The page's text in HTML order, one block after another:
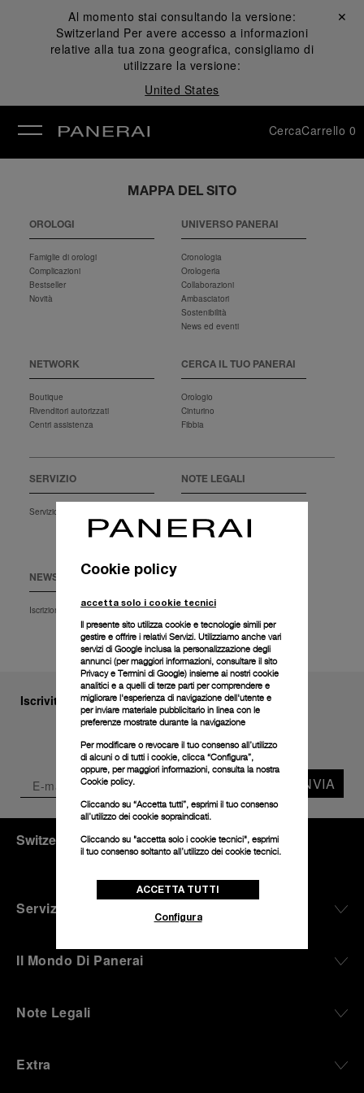
Al momento stai consultando la versione:
Switzerland Per avere accesso a informazioni
relative alla tua zona geografica, consigliamo di
utilizzare la versione:
United States
Chiudi ✕
CercaCarrello 0
MAPPA DEL SITO
OROLOGI
Famiglie di orologi
Complicazioni
Bestseller
Novità
UNIVERSO PANERAI
Cronologia
Orologeria
Collaborazioni
Ambasciatori
Sostenibilità
News ed eventi
NETWORK
Boutique
Rivenditori autorizzati
Centri assistenza
CERCA IL TUO PANERAI
Orologio
Cinturino
Fibbia
SERVIZIO
Servizio clienti
NOTE LEGALI
Informativa sulla privacy
Condizioni di vendita
NEWSLETTER
Iscrizione
Download
FAQ
Iscriviti alla nostra newsletter
INVIA
Switzerland(CHF CHF)- IT
Servizio Clienti
Il Mondo Di Panerai
Note Legali
Extra
Cookie policy
accetta solo i cookie tecnici
Il presente sito utilizza cookie e tecnologie simili per
gestire e offrire i relativi Servizi. Utilizziamo anche vari
servizi di Google inclusa la personalizzazione degli
annunci (per maggiori informazioni, consultare il sito
Privacy e Termini di Google) insieme ai nostri cookie
analitici e a quelli di terze parti per comprendere e
migliorare l'esperienza di navigazione dell'utente e
per inviare materiale pubblicitario in linea con le
preferenze mostrate durante la navigazione
Per modificare o revocare il tuo consenso all’utilizzo
di alcuni o di tutti i cookie, clicca “Configura”,
oppure, per maggiori informazioni, consulta la nostra
Cookie policy.
Cliccando su “Accetta tutti”, esprimi il tuo consenso
all’utilizzo dei cookie sopraindicati.
Cliccando su "accetta solo i cookie tecnici", esprimi
il tuo consenso soltanto all’utilizzo dei cookie tecnici.
ACCETTA TUTTI
Configura